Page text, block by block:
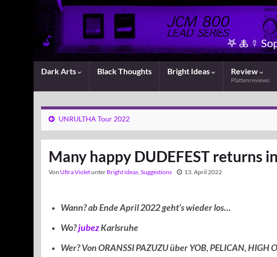
𖤐 🜏 ☿
Dark Arts Black Thoughts Bright Ideas Review
Plattenreviews
UNRULTHA Tour 2022
Many happy DUDEFEST returns
Von Ultra Violetunter Bright Ideas, Suggestions 13. April 2022
Wann? ab Ende April 2022 geht’s wieder los…
Wo?jubezKarlsruhe
Wer? Von ORANSSI PAZUZU über YOB, PELICAN, HIGH